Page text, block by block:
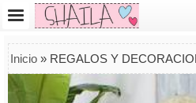
Inicio » REGALOS Y